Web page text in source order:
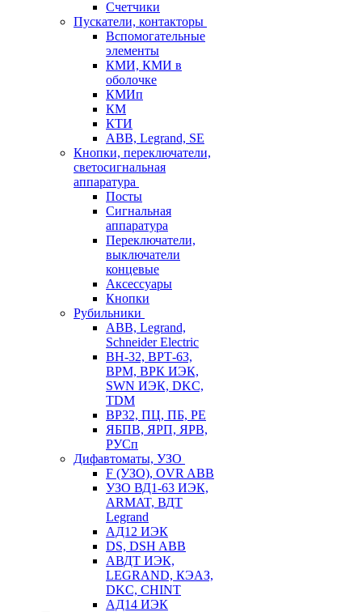
Счетчики
Пускатели, контакторы
Вспомогательные
элементы
КМИ, КМИ в
оболочке
КМИп
КМ
КТИ
ABB, Legrand, SE
Кнопки, переключатели,
светосигнальная
аппаратура
Посты
Cигнальная
аппаратура
Переключатели,
выключатели
концевые
Аксессуары
Кнопки
Рубильники
ABB, Legrand,
Schneider Electric
ВН-32, ВРТ-63,
ВРМ, ВРК ИЭК,
SWN ИЭК, DKC,
TDM
ВР32, ПЦ, ПБ, РЕ
ЯБПВ, ЯРП, ЯРВ,
РУСп
Дифавтоматы, УЗО
F (УЗО), OVR ABB
УЗО ВД1-63 ИЭК,
ARMAT, ВДТ
Legrand
АД12 ИЭК
DS, DSH ABB
АВДТ ИЭК,
LEGRAND, КЭАЗ,
DKC, CHINT
АД14 ИЭК